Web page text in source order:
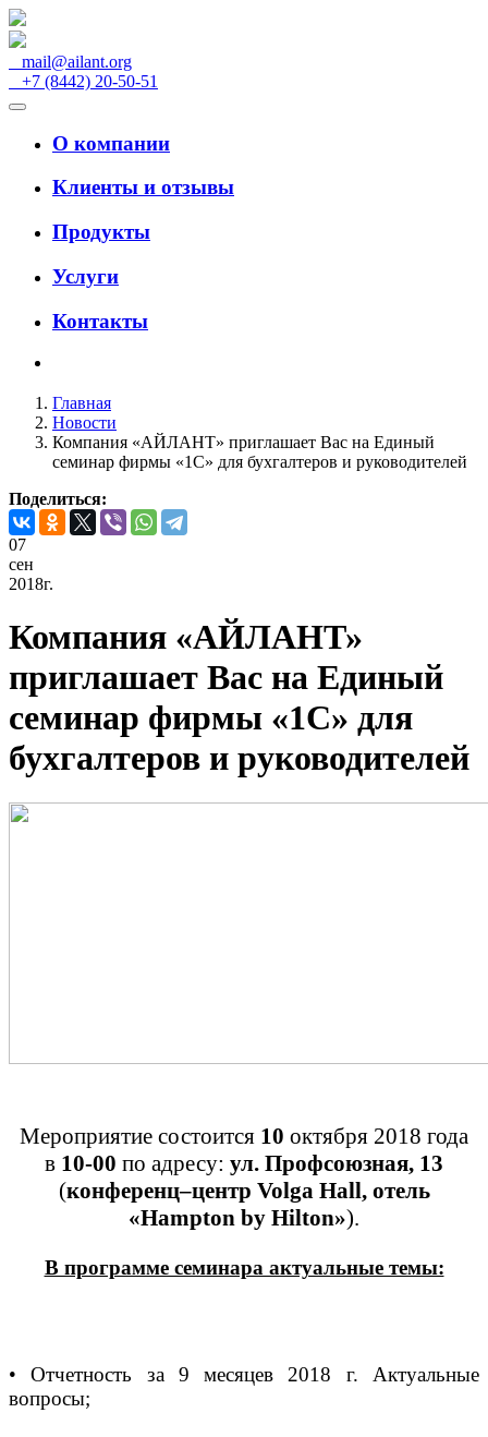
mail@ailant.org
+7 (8442) 20-50-51
О компании
Клиенты и отзывы
Продукты
Услуги
Контакты
Главная
Новости
Компания «АЙЛАНТ» приглашает Вас на Единый
семинар фирмы «1С» для бухгалтеров и руководителей
Поделиться:
07
сен
2018г.
Компания «АЙЛАНТ»
приглашает Вас на Единый
семинар фирмы «1С» для
бухгалтеров и руководителей
Мероприятие состоится 10 октября 2018 года
в 10-00 по адресу: ул. Профсоюзная, 13
(конференц–центр Volga Hall, отель
«Hampton by Hilton»).
В программе семинара актуальные темы:
• Отчетность за 9 месяцев 2018 г. Актуальные
вопросы;